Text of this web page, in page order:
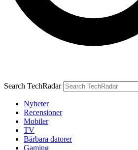
Search TechRadar
Nyheter
Recensioner
Mobiler
TV
Bärbara datorer
Gaming